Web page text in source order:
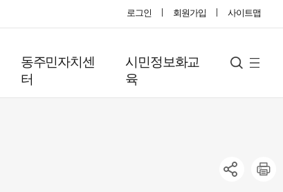
로그인 회원가입 사이트맵
동주민자치센
터
시민정보화교
육
검
사
트